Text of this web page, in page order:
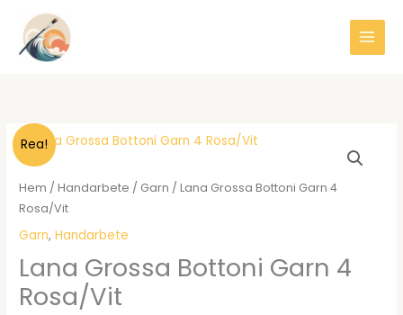
Hoppa
innehåll
Rea!
Hem /Handarbete / Garn / Lana Grossa Bottoni Garn 4
Rosa/Vit
Garn,Handarbete
Lana Grossa Bottoni Garn 4
Rosa/Vit